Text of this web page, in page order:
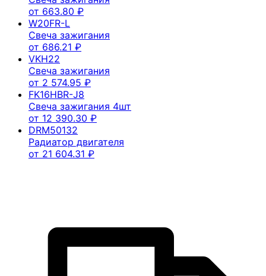
от 663.80 ₽
W20FR-L
Свеча зажигания
от 686.21 ₽
VKH22
Свеча зажигания
от 2 574.95 ₽
FK16HBR-J8
Свеча зажигания 4шт
от 12 390.30 ₽
DRM50132
Радиатор двигателя
от 21 604.31 ₽